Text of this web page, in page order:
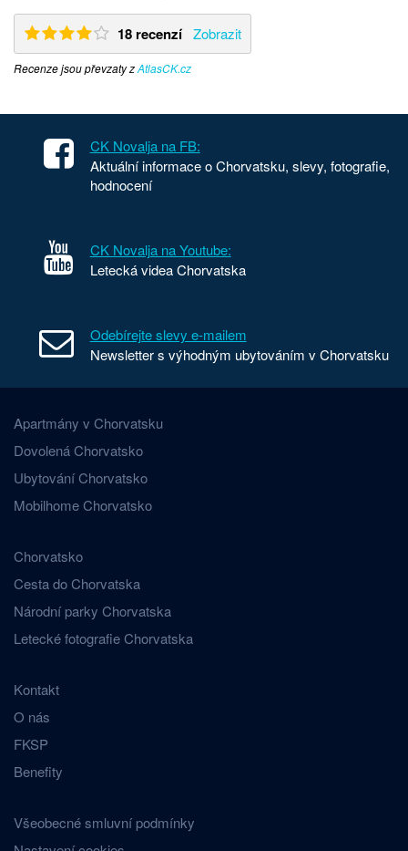
18 recenzí Zobrazit
Recenze jsou převzaty zAtlasCK.cz
CK Novalja na FB:
Aktuální informace o Chorvatsku, slevy, fotografie,
hodnocení
CK Novalja na Youtube:
Letecká videa Chorvatska
Odebírejte slevy e-mailem
Newsletter s výhodným ubytováním v Chorvatsku
Apartmány v Chorvatsku
Dovolená Chorvatsko
Ubytování Chorvatsko
Mobilhome Chorvatsko
Chorvatsko
Cesta do Chorvatska
Národní parky Chorvatska
Letecké fotografie Chorvatska
Kontakt
O nás
FKSP
Benefity
Všeobecné smluvní podmínky